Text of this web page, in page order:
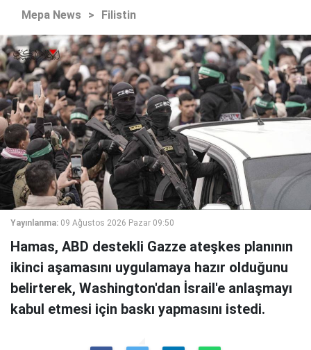
Mepa News > Filistin
Yayınlanma: 09 Ağustos 2026 Pazar 09:50
Hamas, ABD destekli Gazze ateşkes planının
ikinci aşamasını uygulamaya hazır olduğunu
belirterek, Washington'dan İsrail'e anlaşmayı
kabul etmesi için baskı yapmasını istedi.